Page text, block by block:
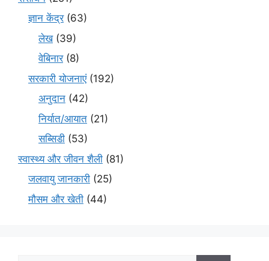
ज्ञान केंद्र(63)
लेख(39)
वेबिनार(8)
सरकारी योजनाएं(192)
अनुदान (42)
निर्यात/आयात (21)
सब्सिडी (53)
स्वास्थ्य और जीवन शैली (81)
जलवायु जानकारी (25)
मौसम और खेती (44)